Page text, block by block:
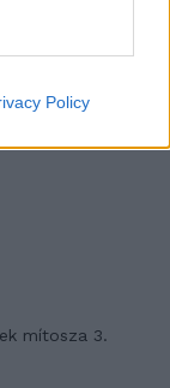
Policy
mítosza 3.